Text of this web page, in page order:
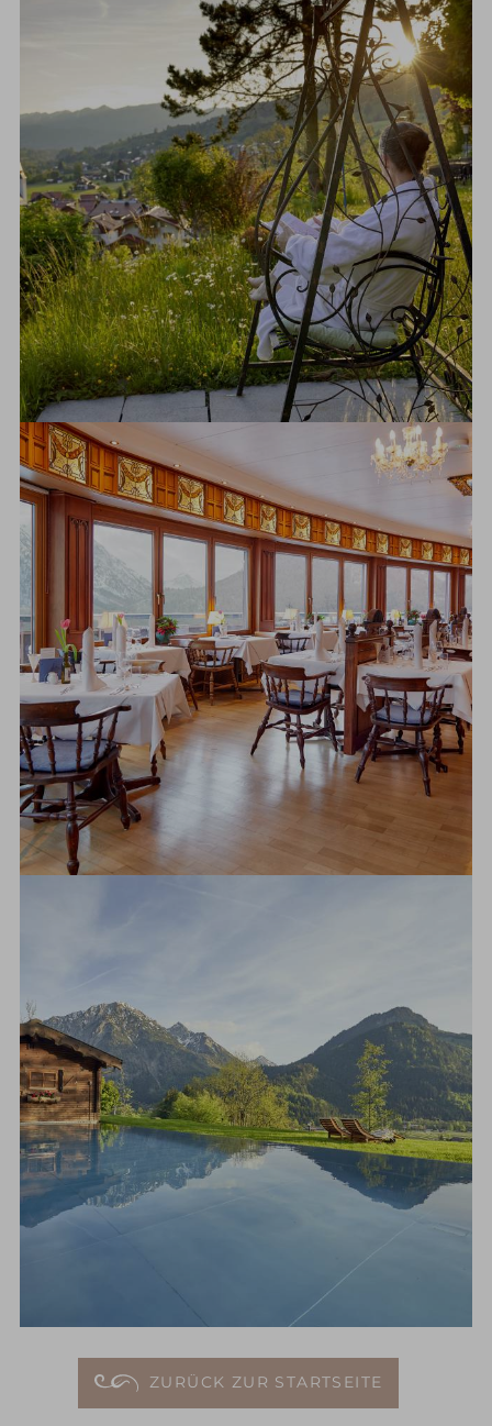
ZURÜCK ZUR STARTSEITE